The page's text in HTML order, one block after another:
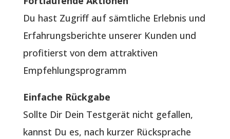
Du hast Zugriff auf sämtliche Erlebnis und
Erfahrungsberichte unserer Kunden und
profitierst von dem attraktiven
Empfehlungsprogramm
Einfache Rückgabe
Sollte Dir Dein Testgerät nicht gefallen,
kannst Du es, nach kurzer Rücksprache